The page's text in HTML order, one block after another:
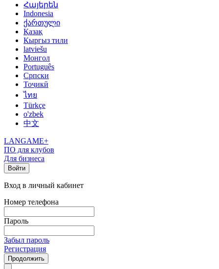
Հայերեն
Indonesia
ქართული
Қазақ
Кыргыз тили
latviešu
Монгол
Português
Српски
Тоҷикӣ
ไทย
Türkçe
o'zbek
中文
LANGAME+
ПО для клубов
Для бизнеса
Войти
Вход в личный кабинет
Номер телефона
Пароль
Забыл пароль
Регистрация
Продолжить